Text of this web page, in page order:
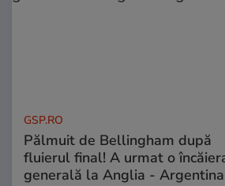
GSP.RO
Pălmuit de Bellingham după
fluierul final! A urmat o
generală la Anglia - Argentina